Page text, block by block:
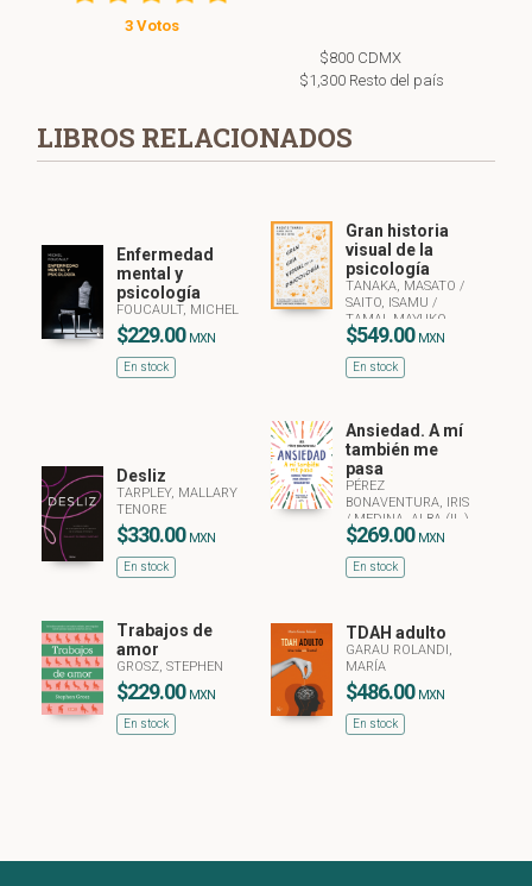
3 Votos
$800 CDMX
$1,300 Resto del país
LIBROS RELACIONADOS
Enfermedad
mental y
psicología
FOUCAULT, MICHEL
$229.00 MXN
En stock
Gran historia
visual de la
psicología
TANAKA, MASATO/
SAITO, ISAMU/
TAMAI, MAYUKO
$549.00 MXN
En stock
Desliz
TARPLEY, MALLARY
TENORE
$330.00 MXN
En stock
Ansiedad. A mí
también me
pasa
PÉREZ
BONAVENTURA, IRIS
/ MEDINA, ALBA (IL.)
$269.00 MXN
En stock
Trabajos de
amor
GROSZ, STEPHEN
$229.00 MXN
En stock
TDAH adulto
GARAU ROLANDI,
MARÍA
$486.00 MXN
En stock